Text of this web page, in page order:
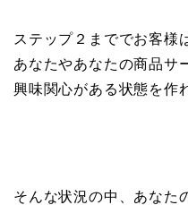
ステップ２まででお客様
あなたやあなたの商品サ
興味関心がある状態を作
そんな状況の中、あなた